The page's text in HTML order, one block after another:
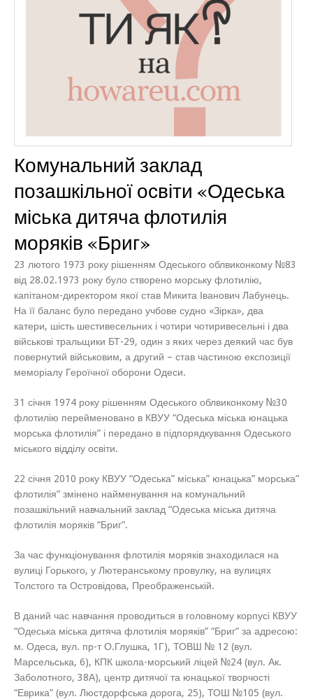
Комунальний заклад
позашкільної освіти «Одеська
міська дитяча флотилія
моряків «Бриг»
23 лютого 1973 року рішенням Одеського облвиконкому №83
від 28.02.1973 року було створено морську флотилію,
капітаном-директором якої став Микита Іванович Лабунець.
На її баланс було передано учбове судно «Зірка», два
катери, шість шестивесельних і чотири чотиривесельні і два
військові тральщики БТ-29, один з яких через деякий час був
повернутий військовим, а другий – став частиною експозиції
меморіалу Героїчної оборони Одеси.
31 січня 1974 року рішенням Одеського облвиконкому №30
флотилію перейменовано в КВУУ “Одеська міська юнацька
морська флотилія” і передано в підпорядкування Одеського
міського відділу освіти.
22 січня 2010 року КВУУ “Одеська” міська” юнацька” морська”
флотилія” змінено найменування на комунальний
позашкільний навчальний заклад “Одеська міська дитяча
флотилія моряків “Бриг”.
За час функціонування флотилія моряків знаходилася на
вулиці Горького, у Лютеранському провулку, на вулицях
Толстого та Островідова, Преображенській.
В даний час навчання проводиться в головному корпусі КВУУ
“Одеська міська дитяча флотилія моряків” “Бриг” за адресою:
м. Одеса, вул. пр-т О.Глушка, 1Г), ТОВШ № 12 (вул.
Марсельська, 6), КПК школа-морський ліцей №24 (вул. Ак.
Заболотного, 38А), центр дитячої та юнацької творчості
“Еврика” (вул. Люстдорфська дорога, 25), ТОШ №105 (вул.